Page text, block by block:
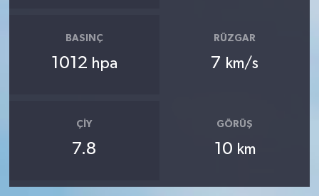
BASINÇ
1012 hpa
RÜZGAR
7 km/s
ÇIY
7.8
GÖRÜŞ
10 km